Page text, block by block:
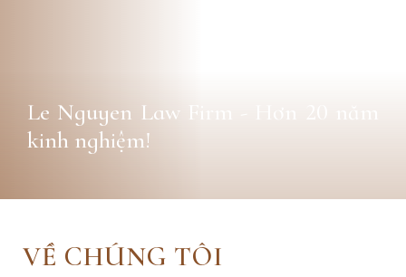
Le Nguyen Law Firm - Hơn 20 năm
kinh nghiệm!
VỀ CHÚNG TÔI